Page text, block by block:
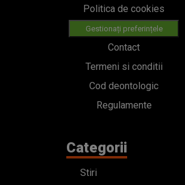
Politica de cookies
Gestionați preferințele
Contact
Termeni si conditii
Cod deontologic
Regulamente
Categorii
Stiri